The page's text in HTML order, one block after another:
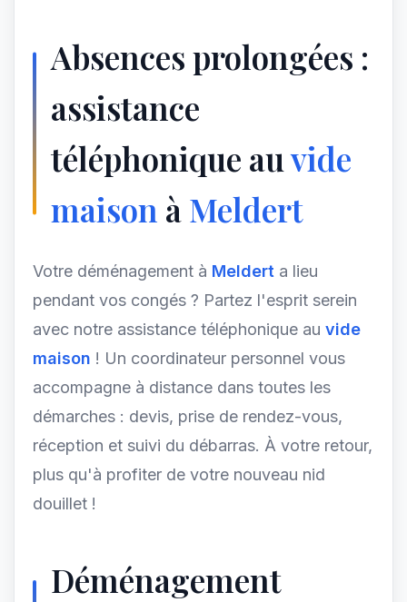
Absences prolongées :
assistance
téléphonique auvide
maison àMeldert
Votre déménagement à Meldert a lieu
pendant vos congés ? Partez l'esprit serein
avec notre assistance téléphonique au vide
maison ! Un coordinateur personnel vous
accompagne à distance dans toutes les
démarches : devis, prise de rendez-vous,
réception et suivi du débarras. À votre retour,
plus qu'à profiter de votre nouveau nid
douillet !
Déménagement